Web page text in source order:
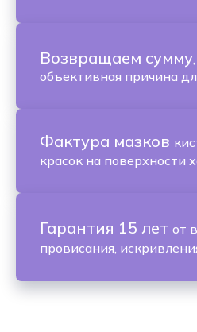
Возвращаем сумму
объективная причина
Фактура мазков
красок на поверхности
Гарантия 15 лет от
провисания,